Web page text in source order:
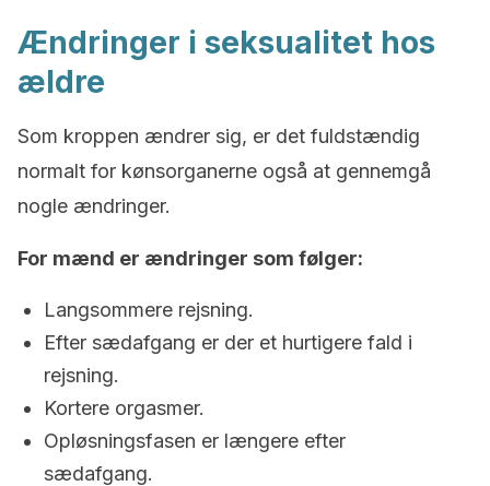
Ændringer i seksualitet hos
ældre
Som kroppen ændrer sig, er det fuldstændig
normalt for kønsorganerne også at gennemgå
nogle ændringer.
For mænd er ændringer som følger:
Langsommere rejsning.
Efter sædafgang er der et hurtigere fald i
rejsning.
Kortere orgasmer.
Opløsningsfasen er længere efter
sædafgang.